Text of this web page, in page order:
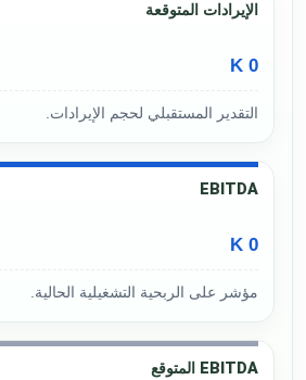
الإيرادات المتوقعة
0 K
التقدير المستقبلي لحجم الإيرادات.
EBITDA
0 K
مؤشر على الربحية التشغيلية الحالية.
EBITDA المتوقع